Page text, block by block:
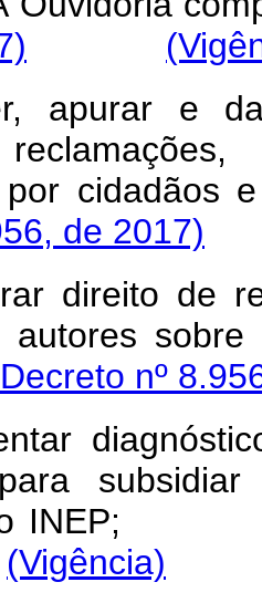
apurar e
por
de 2017)
direito de
autores
nº
pelo
(Vigência)